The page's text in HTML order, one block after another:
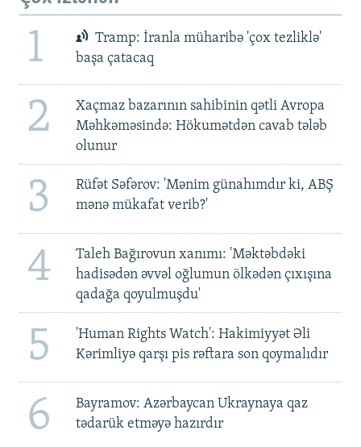
1
Tramp: İranla müharibə 'çox tezliklə'
başa çatacaq
2
Xaçmaz bazarının sahibinin qətli Avropa
Məhkəməsində: Hökumətdən cavab tələb
olunur
3
Rüfət Səfərov: 'Mənim günahımdır ki, ABŞ
mənə mükafat verib?'
4
Taleh Bağırovun xanımı: 'Məktəbdəki
hadisədən əvvəl oğlumun ölkədən çıxışına
qadağa qoyulmuşdu'
5
'Human Rights Watch': Hakimiyyət Əli
Kərimliyə qarşı pis rəftara son qoymalıdır
6
Bayramov: Azərbaycan Ukraynaya qaz
tədarük etməyə hazırdır